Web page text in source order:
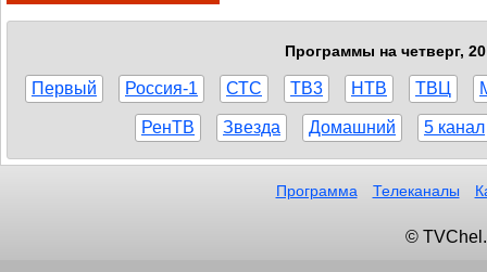
Программы на четверг,
Первый Россия-1 СТС ТВ3 НТВ ТВЦ
РенТВ Звезда Домашний 5 канал
Программа Телеканалы
©